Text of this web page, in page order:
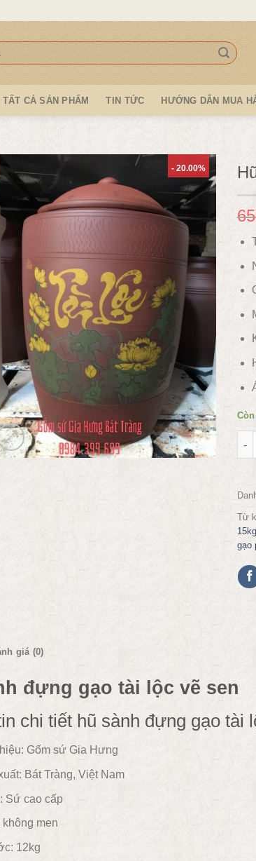
TẤT CẢ SẢN PHẨM TIN TỨC HƯỚNG DẪN MUA
- 20.00%
Từ
gạo
giá (0)
đựng gạo tài lộc vẽ sen
chi tiết hũ sành đựng gạo tài
Gốm sứ Gia Hưng
Bát Tràng, Việt Nam
Sứ cao cấp
không men
12kg